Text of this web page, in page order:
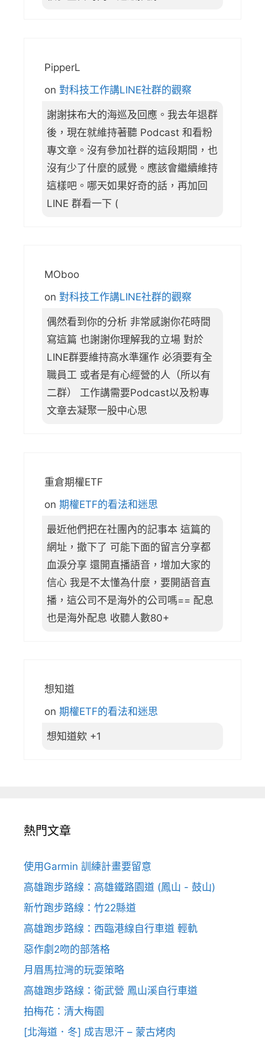
PipperL
on 對科技工作講LINE社群的觀察
謝謝抹布大的海巡及回應。我去年退群
後，現在就維持著聽 Podcast 和看粉
專文章。沒有參加社群的這段期間，也
沒有少了什麼的感覺。應該會繼續維持
這樣吧。哪天如果好奇的話，再加回
LINE 群看一下 (
MOboo
on 對科技工作講LINE社群的觀察
偶然看到你的分析 非常感謝你花時間
寫這篇 也謝謝你理解我的立場 對於
LINE群要維持高水準運作 必須要有全
職員工 或者是有心經營的人（所以有
二群） 工作講需要Podcast以及粉專
文章去凝聚一股中心思
重倉期權ETF
on 期權ETF的看法和迷思
最近他們把在社團內的記事本 這篇的
網址，撤下了 可能下面的留言分享都
血淚分享 還開直播語音，增加大家的
信心 我是不太懂為什麼，要開語音直
播，這公司不是海外的公司嗎== 配息
也是海外配息 收聽人數80+
想知道
on 期權ETF的看法和迷思
想知道欸 +1
熱門文章
使用Garmin 訓練計畫要留意
高雄跑步路線：高雄鐵路園道 (鳳山 - 鼓山)
新竹跑步路線：竹22縣道
高雄跑步路線：西臨港線自行車道 輕軌
惡作劇2吻的部落格
月眉馬拉灣的玩耍策略
高雄跑步路線：衛武營 鳳山溪自行車道
拍梅花：清大梅園
[北海道．冬] 成吉思汗 – 蒙古烤肉